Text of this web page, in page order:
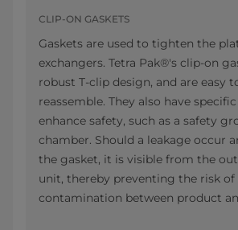
CLIP-ON GASKETS
Gaskets are used to tighten the
exchangers. Tetra Pak®'s clip-on
robust T-clip design, and are easy
reassemble. They also have
enhance safety, such as a safety
chamber. Should a leakage occur
the gasket, it is visible from the
unit, thereby preventing the risk of
contamination between product